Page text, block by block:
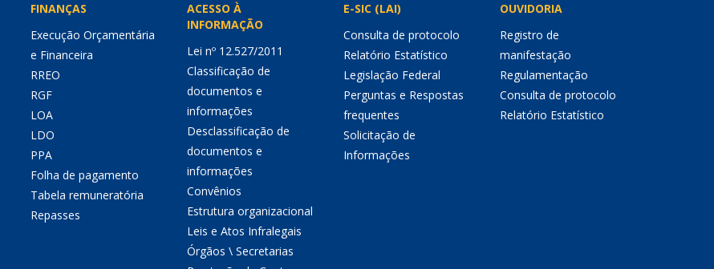
FINANÇAS
Execução Orçamentária
e Financeira
RREO
RGF
LOA
LDO
PPA
Folha de pagamento
Tabela remuneratória
Repasses
ACESSO À
INFORMAÇÃO
Lei nº 12.527/2011
Classificação de
documentos e
informações
Desclassificação de
documentos e
informações
Convênios
Estrutura organizacional
Leis e Atos Infralegais
Órgãos \ Secretarias
E-SIC (LAI)
Consulta de protocolo
Relatório Estatístico
Legislação Federal
Perguntas e Respostas
frequentes
Solicitação de
Informações
OUVIDORIA
Registro de
manifestação
Regulamentação
Consulta de protocolo
Relatório Estatístico